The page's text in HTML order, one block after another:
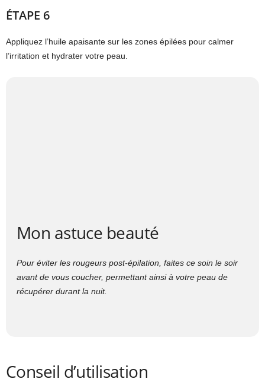
ÉTAPE 6
Appliquez l’huile apaisante sur les zones épilées pour calmer
l’irritation et hydrater votre peau.
Mon astuce beauté
Pour éviter les rougeurs post-épilation, faites ce soin le soir
avant de vous coucher, permettant ainsi à votre peau de
récupérer durant la nuit.
Conseil d’utilisation